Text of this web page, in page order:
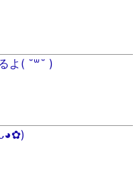
よ( ˘꒳˘ )